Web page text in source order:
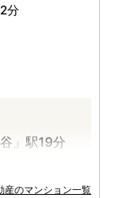
分
」駅19分
規模低層レジ
産のマンション一覧